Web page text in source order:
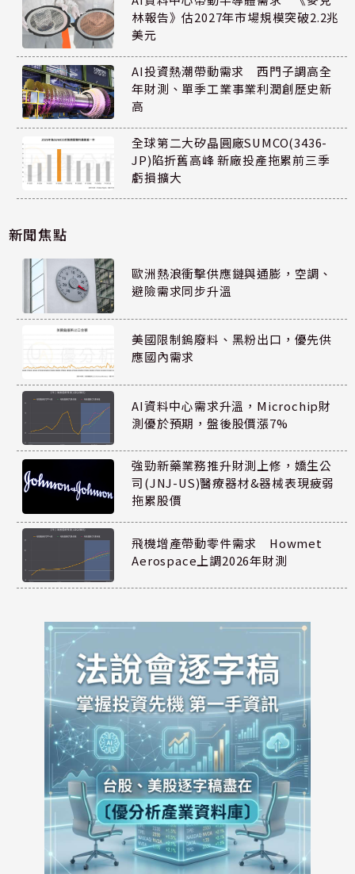
林報告》估2027年市場規模突破2.2兆
美元
AI投資熱潮帶動需求 西門子調高全
年財測、單季工業事業利潤創歷史新
高
全球第二大矽晶圓廠SUMCO(3436-
JP)陷折舊高峰 新廠投產拖累前三季
虧損擴大
新聞焦點
歐洲熱浪衝擊供應鏈與通膨，空調、
避險需求同步升溫
美國限制鎢廢料、黑粉出口，優先供
應國內需求
AI資料中心需求升溫，Microchip財
測優於預期，盤後股價漲7%
強勁新藥業務推升財測上修，嬌生公
司(JNJ-US)醫療器材&器械表現疲弱
拖累股價
飛機增產帶動零件需求 Howmet
Aerospace上調2026年財測